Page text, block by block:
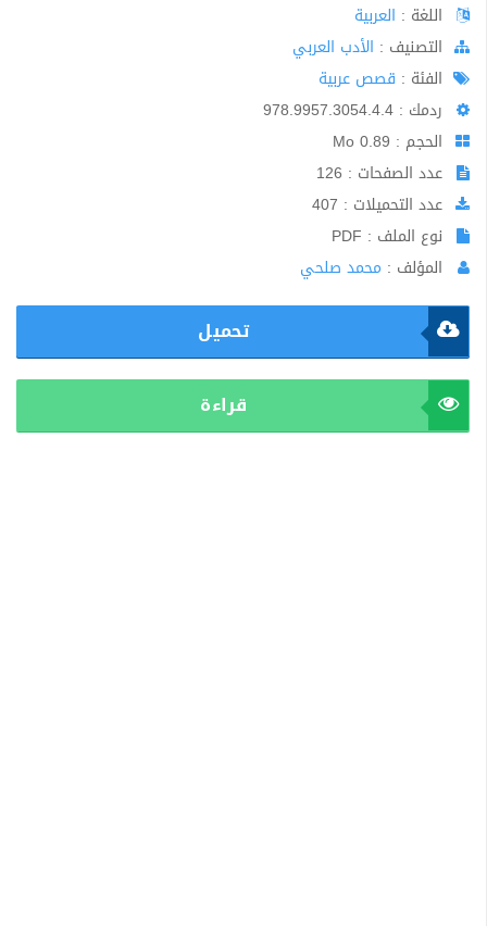
اللغة : العربية
اﻟﺘﺼﻨﻴﻒ : الأدب العربي
الفئة : قصص عربية
ردمك : 978.9957.3054.4.4
الحجم : 0.89 Mo
عدد الصفحات : 126
عدد التحميلات : 407
نوع الملف : PDF
المؤلف : محمد صلحي
تحميل
قراءة